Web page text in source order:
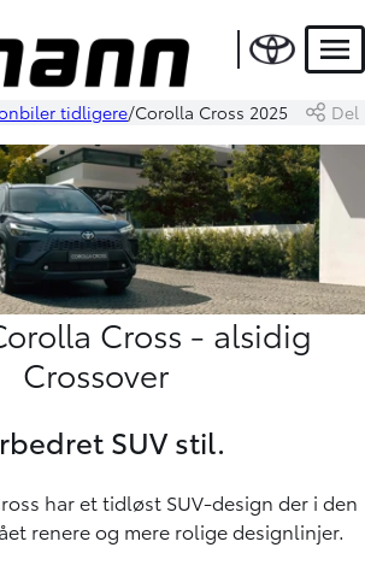
tidligere Corolla Cross 2025 Del
Cross - alsidig
Crossover
SUV stil.
har et tidløst SUV-design der i den
renere og mere rolige designlinjer.